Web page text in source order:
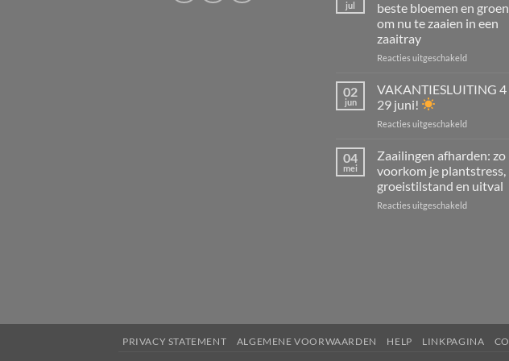
juli
en
tuinplanten,
én
jul
beste bloemen en
om nu te zaaien in een
zaaitray
Reacties uitgeschakeldvoor
kun
je
De
beste
en
groenten
02
jun
VAKANTIESLUITING
29 juni!
Reacties uitgeschakeldvoor
t/m
29
juni!
04
mei
Zaailingen afharden: zo
voorkom je plantstress,
groeistilstand en uitval
Reacties uitgeschakeldvoor
uitval
PRIVACY STATEMENT ALGEMENE VOORWAARDEN HELP LINKPAGINA